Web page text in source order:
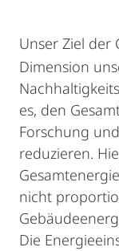
Unser Ziel der
Dimension
es, den
Forschung
reduzieren.
nicht
Die